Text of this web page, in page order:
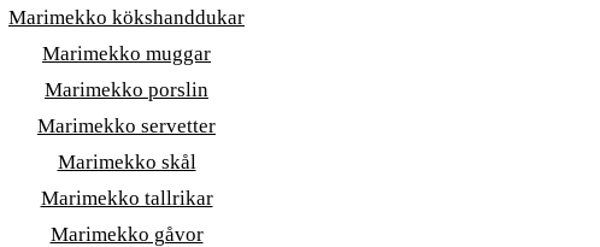
Marimekko kökshanddukar
Marimekko muggar
Marimekko porslin
Marimekko servetter
Marimekko skål
Marimekko tallrikar
Marimekko gåvor